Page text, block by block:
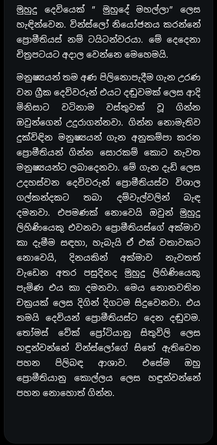
මුහුදු දෙවියෙක් ” මුහුදේ මහල්ලා” ලෙස
හැඳින්වෙන. වින්ස්ලෝ නියෝජනය කරන්නේ
ප්‍රොමීතියස් නම් ටයිටන්වරයා. මේ දෙදෙනා
චිත්‍රපටයට අදාල වෙන්නෙ මෙහෙමයි.
මනුෂ්‍යයන් තම අණ පිලිනොපැදීම ගැන උරණ
වන ග්‍රීක දෙවිවරුන් එයට දඬුවමක් ලෙස ආදි
මිනිසාට වටිනාම වස්තුවක් වූ ගින්න
ඔවුන්ගෙන් උදුරාගන්නවා. ගින්න නොමැතිව
දුක්විඳින මනුෂ්‍යයන් ගැන අනුකම්පා කරන
ප්‍රොමීතියන් ගින්න සොරකම් කොට නැවත
මනුෂ්‍යයන්ට ලබාදෙනවා. මේ ගැන දැඩි ලෙස
උදහස්වන දෙවිවරුන් ප්‍රොමීතියස්ව විශාල
ගල්කන්දකට තබා දම්වැල්වලින් බැඳ
දමනවා. එපමණක් නොවෙයි ඔවුන් මුහුදු
ලිහිණියෙකු එවනවා ප්‍රොමීතියස්ගේ අක්මාව
කා දැමීම සඳහා, හැබැයි ඒ එක් වතාවකට
නොවෙයි, දිනයකින් අක්මාව නැවතත්
වැඩෙන අතර පසුදිනද මුහුදු ලිහිණියෙකු
පැමිණ එය කා දමනවා. මෙය නොනවතින
චක්‍රයක් ලෙස දිගින් දිගටම සිදුවෙනවා. එය
තමයි දෙවියන් ප්‍රොමීතියස්ට දෙන දඬුවම.
තෝමස් වේක් ප්‍රෝටියානු සිතුවිලි ලෙස
හඳුන්වන්නේ වින්ස්ලෝගේ සිතේ ඇතිවෙන
පහන පිලිබඳ ආශාව. එසේම ඔහු
ප්‍රොමීතියානු කොල්ලය ලෙස හඳුන්වන්නේ
පහන නොහොත් ගින්න.